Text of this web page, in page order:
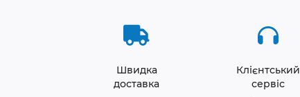
Швидка
доставка
Клієнтський
сервіс